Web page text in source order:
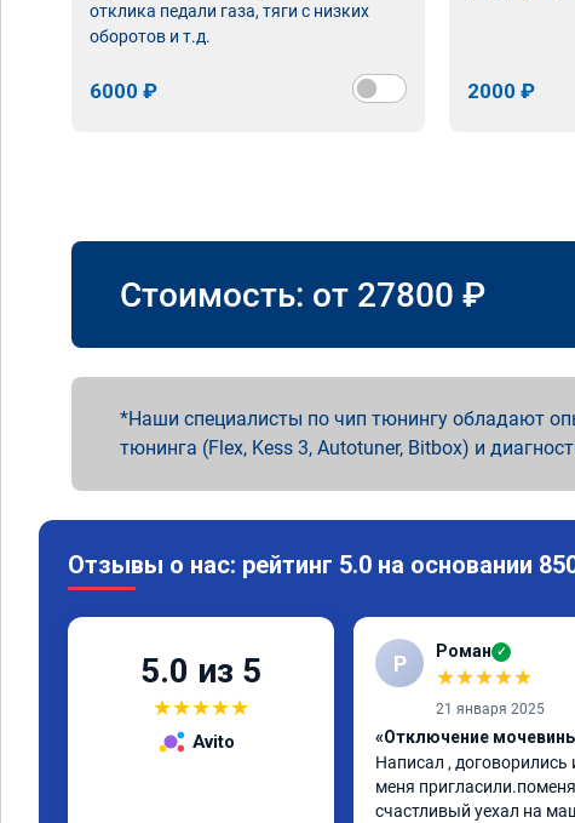
отклика педали газа, тяги с низких
оборотов и т.д.
6000 ₽ 2000 ₽
Стоимость: от 27800 ₽
Наши специалисты по чип тюнингу обладают
тюнинга (Flex, Kess 3, Autotuner, Bitbox) и
Отзывы о нас: рейтинг 5.0 на основании
5.0 из 5
★★★★★
Avito
Р Роман ✓
★★★★★
21 января 2025
«Отключение
Написал , договорились
меня
счастливый уехал на